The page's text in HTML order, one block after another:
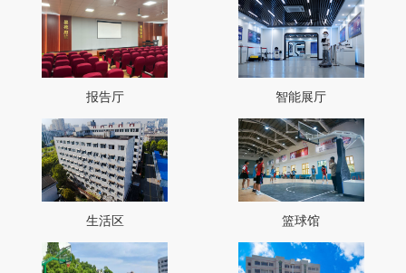
报告厅 智能展厅
生活区 篮球馆